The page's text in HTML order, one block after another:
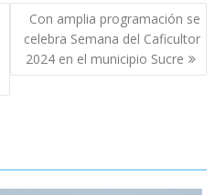
Con amplia programación se
celebra Semana del Caficultor
2024 en el municipio Sucre